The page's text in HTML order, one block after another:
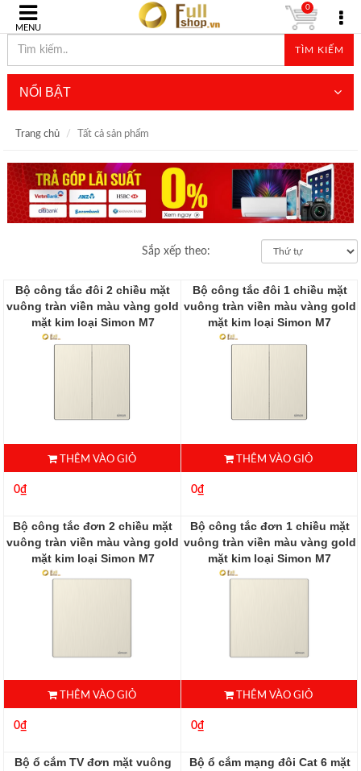
MENU
TÌM KIẾM
0
NỔI BẬT
Trang chủ Tất cả sản phẩm
Sắp xếp theo:
Bộ công tắc đôi 2 chiều mặt
vuông tràn viền màu vàng gold
mặt kim loại Simon M7
661022M-2C
THÊM VÀO GIỎ
0₫
Bộ công tắc đôi 1 chiều mặt
vuông tràn viền màu vàng gold
mặt kim loại Simon M7
661021M-2C
THÊM VÀO GIỎ
0₫
Bộ công tắc đơn 2 chiều mặt
vuông tràn viền màu vàng gold
mặt kim loại Simon M7
661012M-2C
THÊM VÀO GIỎ
0₫
Bộ công tắc đơn 1 chiều mặt
vuông tràn viền màu vàng gold
mặt kim loại Simon M7
661011M-2C
THÊM VÀO GIỎ
0₫
Bộ ổ cắm TV đơn mặt vuông
Bộ ổ cắm mạng đôi Cat 6 mặt